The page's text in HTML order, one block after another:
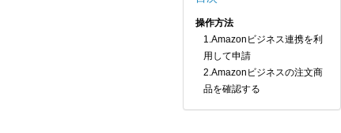
操作方法
1.Amazonビジネス連携を利
用して申請
2.Amazonビジネスの注文商
品を確認する